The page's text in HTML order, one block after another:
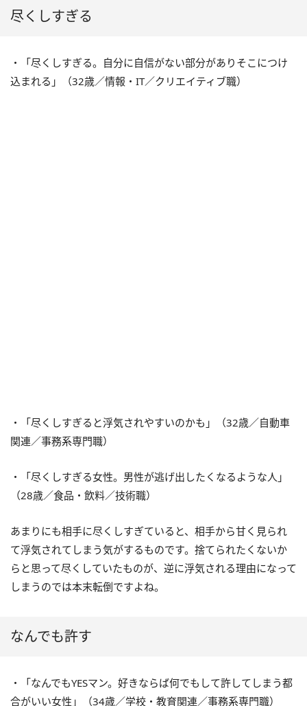
尽くしすぎる
・「尽くしすぎる。自分に自信がない部分がありそこにつけ
込まれる」（32歳／情報・IT／クリエイティブ職）
・「尽くしすぎると浮気されやすいのかも」（32歳／自動車
関連／事務系専門職）
・「尽くしすぎる女性。男性が逃げ出したくなるような人」
（28歳／食品・飲料／技術職）
あまりにも相手に尽くしすぎていると、相手から甘く見られ
て浮気されてしまう気がするものです。捨てられたくないか
らと思って尽くしていたものが、逆に浮気される理由になって
しまうのでは本末転倒ですよね。
なんでも許す
・「なんでもYESマン。好きならば何でもして許してしまう都
合がいい女性」（34歳／学校・教育関連／事務系専門職）